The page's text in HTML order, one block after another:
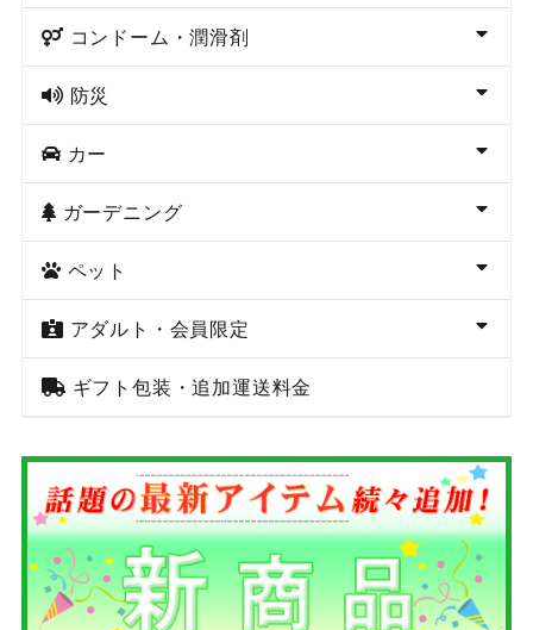
コンドーム・潤滑剤
防災
カー
ガーデニング
ペット
アダルト・会員限定
ギフト包装・追加運送料金